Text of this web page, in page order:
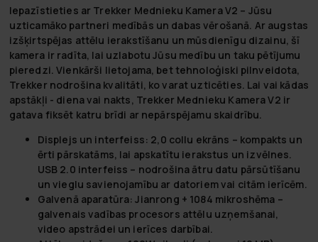
Iepazīstieties ar Trekker Mednieku Kamera V2 – Jūsu
uzticamāko partneri medībās un dabas vērošanā. Ar augstas
izšķirtspējas attēlu ierakstīšanu un mūsdienīgu dizainu, šī
kamera ir radīta, lai uzlabotu Jūsu medību un taku pētījumu
pieredzi. Vienkārši lietojama, bet tehnoloģiski pilnveidota,
Trekker nodrošina kvalitāti, ko varat uzticēties. Lai vai kādas
apstākļi - diena vai nakts, Trekker Mednieku Kamera V2 ir
gatava fiksēt katru brīdi ar nepārspējamu skaidrību.
Displejs un interfeiss: 2,0 collu ekrāns – kompakts un
ērti pārskatāms, lai apskatītu ierakstus un izvēlnes.
USB 2.0 interfeiss – nodrošina ātru datu pārsūtīšanu
un vieglu savienojamību ar datoriem vai citām ierīcēm.
Galvenā aparatūra: Jianrong + 1084 mikroshēma –
galvenais vadības procesors attēlu uzņemšanai,
video apstrādei un ierīces darbībai.